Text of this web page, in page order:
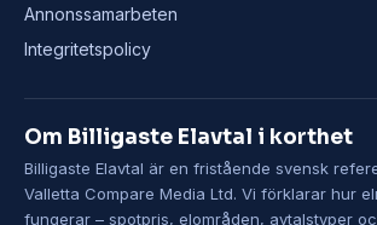
Annonssamarbeten
Integritetspolicy
Om Billigaste Elavtal i korthet
Billigaste Elavtal är en fristående svensk
Valletta Compare Media Ltd. Vi förklarar hur
fungerar – spotpris, elområden, avtalstyper